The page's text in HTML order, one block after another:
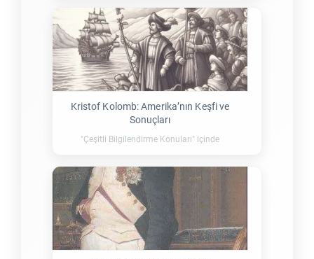
Kristof Kolomb: Amerika’nın Keşfi ve
Sonuçları
"Çeşitli Bilgilendirme Konuları" içinde